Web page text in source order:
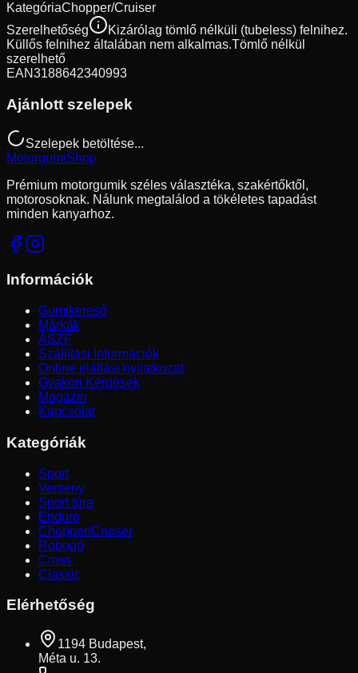
KategóriaChopper/Cruiser
Szerelhetőség
Kizárólag tömlő nélküli (tubeless) felnihez.
Küllős felnihez általában nem alkalmas.Tömlő nélkül
szerelhető
EAN3188642340993
Ajánlott szelepek
Szelepek betöltése...
MotorgumiShop
Prémium motorgumik széles választéka, szakértőktől,
motorosoknak. Nálunk megtalálod a tökéletes tapadást
minden kanyarhoz.
Információk
Gumikereső
Márkák
ÁSZF
Szállítási Információk
Online elállási nyilatkozat
Gyakori Kérdések
Magazin
Kapcsolat
Kategóriák
Sport
Verseny
Sport túra
Enduro
Chopper/Cruiser
Robogó
Cross
Classic
Elérhetőség
1194 Budapest,
Méta u. 13.